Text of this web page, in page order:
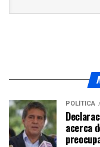
POLÍTICA
acerca